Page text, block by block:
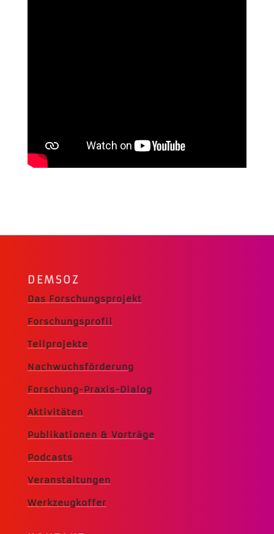
DEMSOZ
Das Forschungsprojekt
Forschungsprofil
Teilprojekte
Nachwuchsförderung
Forschung-Praxis-Dialog
Aktivitäten
Publikationen & Vorträge
Podcasts
Veranstaltungen
Werkzeugkoffer